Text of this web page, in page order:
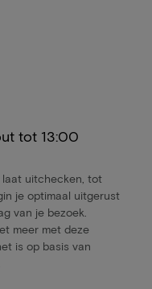
tot 13:00
laat uitchecken, tot
je optimaal uitgerust
van je bezoek.
meer met deze
is op basis van